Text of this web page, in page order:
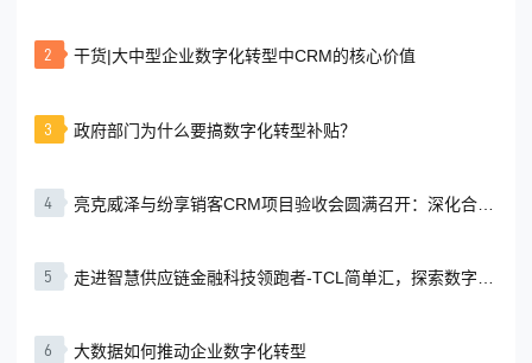
2 干货|大中型企业数字化转型中CRM的核心价值
3 政府部门为什么要搞数字化转型补贴？
4
亮克威泽与纷享销客CRM项目验收会圆满召开：深化合作
5
走进智慧供应链金融科技领跑者-TCL简单汇，探索数字化
6 大数据如何推动企业数字化转型